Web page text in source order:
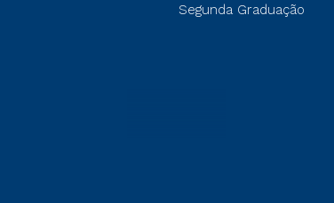
Segunda Graduação